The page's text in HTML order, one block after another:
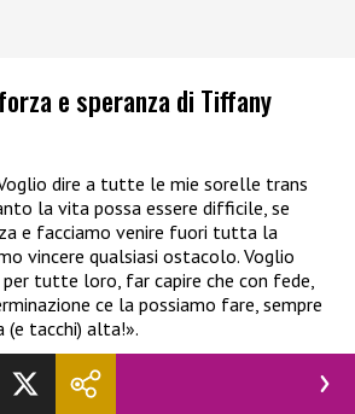
e speranza di Tiffany
dire a tutte le mie sorelle trans
la vita possa essere difficile, se
e facciamo venire fuori tutta la
vincere qualsiasi ostacolo. Voglio
per tutte loro, far capire che con fede,
ce la possiamo fare, sempre
(e tacchi) alta!».
fratello?